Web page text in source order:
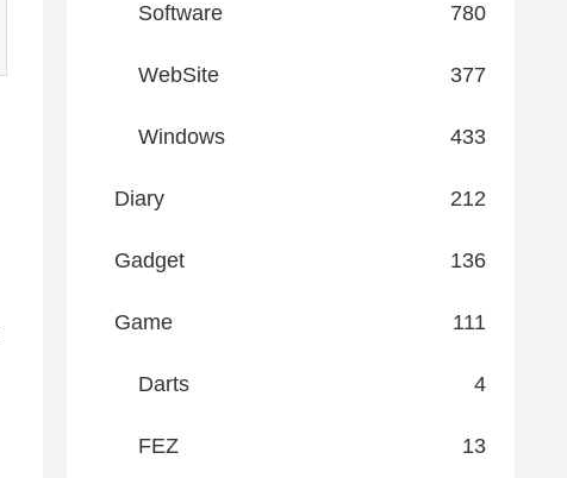
Software 780
WebSite 377
Windows 433
Diary 212
Gadget 136
Game 111
Darts 4
FEZ 13